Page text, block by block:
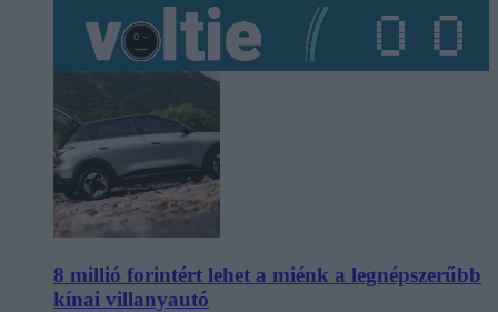
8 millió forintért lehet a miénk a legnépszerűbb
kínai villanyautó